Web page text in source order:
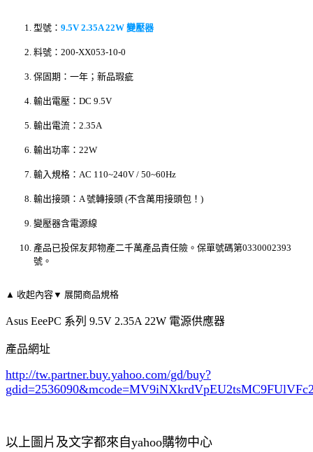
型號： 9.5V 2.35A 22W 變壓器
料號：200-XX053-10-0
保固期：一年；新品瑕疵
輸出電壓：DC 9.5V
輸出電流：2.35A
輸出功率：22W
輸入規格：AC 110~240V / 50~60Hz
輸出接頭：A 號轉接頭 (不含萬用接頭包！)
變壓器含電源線
產品已投保友邦物產二千萬產品責任險。保單號碼第0330002393
號。
▲ 收起內容▼ 展開商品規格
Asus EeePC 系列 9.5V 2.35A 22W 電源供應器
產品網址
http://tw.partner.buy.yahoo.com/gd/buy?
gdid=2536090
以上圖片及文字都來自yahoo購物中心